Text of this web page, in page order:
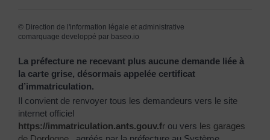
© Direction de l'information légale et administrative
comarquage developpé par baseo.io
La préfecture ne recevant plus aucune demande liée à
la carte grise, désormais appelée certificat
d’immatriculation.
Il convient de renvoyer tous les demandeurs vers le site
internet officiel
https://immatriculation.ants.gouv.fr ou vers les garages